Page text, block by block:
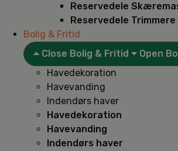
Reservedele
Reservedele Trimmere
Bolig & Fritid
Close Bolig & Fritid
Open
Havedekoration
Havevanding
Indendørs haver
Havedekoration
Havevanding
Indendørs haver